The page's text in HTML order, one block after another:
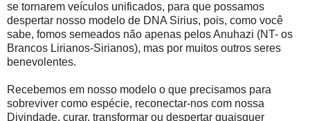
se tornarem veículos unificados, para que possamos
despertar nosso modelo de DNA Sirius, pois, como você
sabe, fomos semeados não apenas pelos Anuhazi (NT- os
Brancos Lirianos-Sirianos), mas por muitos outros seres
benevolentes.
Recebemos em nosso modelo o que precisamos para
sobreviver como espécie, reconectar-nos com nossa
Divindade, curar, transformar ou despertar quaisquer